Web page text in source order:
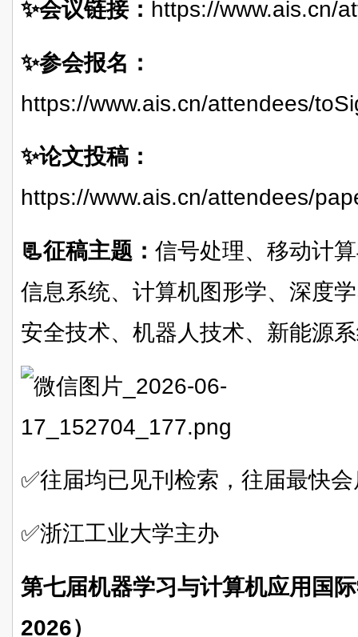
✨会议链接： https://www.ais.cn/
✨参会报名：
https://www.ais.cn/attendees/
✨论文投稿：
https://www.ais.cn/attendees/
📃征稿主题： 信号处理、移动计
信息系统、计算机图形学、深度
安全技术、机器人技术、新能源
✅往届均已见刊检索，往届最快
✅浙江工业大学主办
第七届机器学习与计算机应用国
2026）